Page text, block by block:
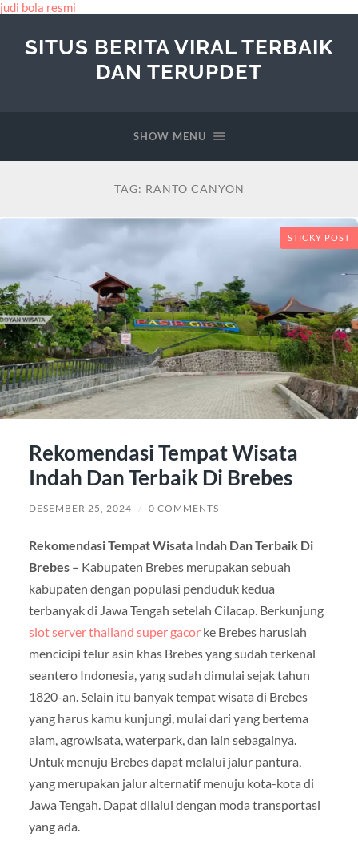
judi bola resmi
SITUS BERITA VIRAL TERBAIK
DAN TERUPDET
SHOW MENU
TAG: RANTO CANYON
STICKY POST
Rekomendasi Tempat Wisata
Indah Dan Terbaik Di Brebes
DESEMBER 25, 2024 / 0 COMMENTS
Rekomendasi Tempat Wisata Indah Dan Terbaik Di
Brebes – Kabupaten Brebes merupakan sebuah
kabupaten dengan populasi penduduk kedua
terbanyak di Jawa Tengah setelah Cilacap. Berkunjung
slot server thailand super gacorke Brebes haruslah
mencicipi telur asin khas Brebes yang sudah terkenal
seantero Indonesia, yang sudah dimulai sejak tahun
1820-an. Selain itu banyak tempat wisata di Brebes
yang harus kamu kunjungi, mulai dari yang bertema
alam, agrowisata, waterpark, dan lain sebagainya.
Untuk menuju Brebes dapat melalui jalur pantura,
yang merupakan jalur alternatif menuju kota-kota di
Jawa Tengah. Dapat dilalui dengan moda transportasi
yang ada.